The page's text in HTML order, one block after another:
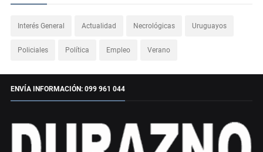
Interés General Actualidad Necrológicas Uruguayos
Policiales Política Empleo Verano
ENVÍA INFORMACIÓN: 099 961 044